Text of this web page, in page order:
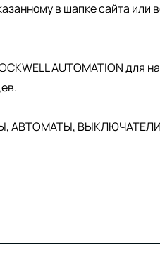
в шапке сайта
AUTOMATION для
АВТОМАТЫ,